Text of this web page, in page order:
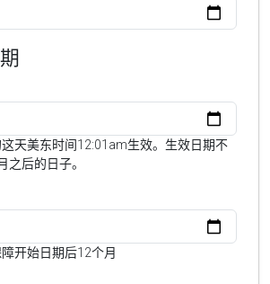
天美东时间12:01am生效。生效日期不
之后的日子。
开始日期后12个月